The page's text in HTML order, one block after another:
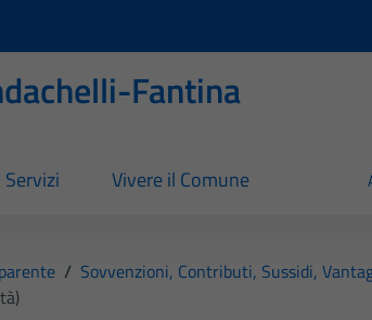
Fantina
Servizi Vivere il Comune
/ Sovvenzioni, Contributi, Sussidi,